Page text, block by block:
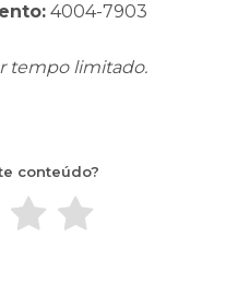
4004-7903
tempo limitado.
conteúdo?